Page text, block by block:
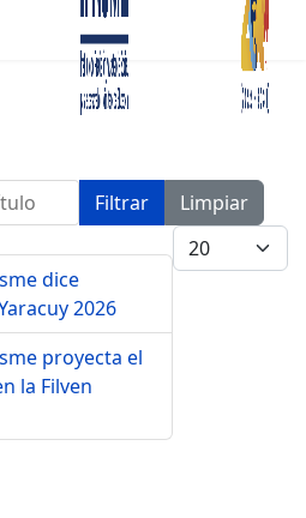
Filtrar
Limpiar
Cantidad a
dice
2026
proyecta el
la Filven